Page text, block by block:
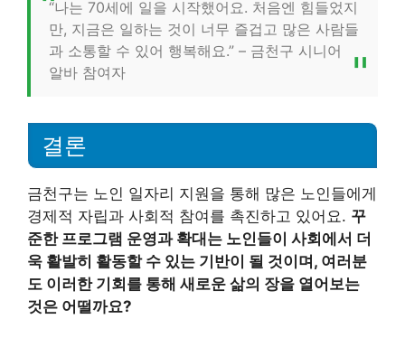
“나는 70세에 일을 시작했어요. 처음엔 힘들었지
만, 지금은 일하는 것이 너무 즐겁고 많은 사람들
과 소통할 수 있어 행복해요.” – 금천구 시니어
알바 참여자
결론
금천구는 노인 일자리 지원을 통해 많은 노인들에게
경제적 자립과 사회적 참여를 촉진하고 있어요. 꾸
준한 프로그램 운영과 확대는 노인들이 사회에서 더
욱 활발히 활동할 수 있는 기반이 될 것이며, 여러분
도 이러한 기회를 통해 새로운 삶의 장을 열어보는
것은 어떨까요?